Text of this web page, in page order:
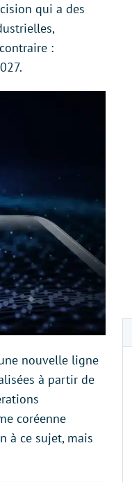
qui a des
:
nouvelle ligne
à partir de
coréenne
à ce sujet, mais